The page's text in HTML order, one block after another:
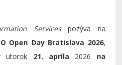
Servicespozýva na
Open Day Bratislava 2026,
utorok 21. apríla 2026 na